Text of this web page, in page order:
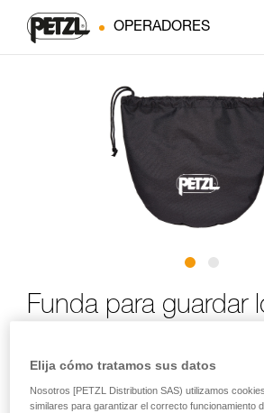
OPERADORES
Funda para guardar
Funda para guardar los cascos
Elija cómo tratamos sus datos
Nosotros [PETZL Distribution SAS) utilizamos
similares para garantizar el correcto funcionamiento